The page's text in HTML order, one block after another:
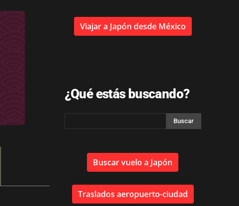
Viajar a Japón desde México
¿Qué estás buscando?
Buscar vuelo a Japón
Traslados aeropuerto-ciudad